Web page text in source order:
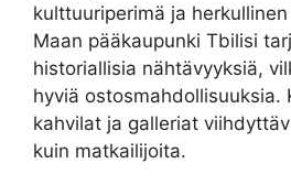
kulttuuriperimä ja
Maan pääkaupunki Tbilisi
historiallisia nähtävyyksiä,
hyviä ostosmahdollisuuksia.
kahvilat ja galleriat
kuin matkailijoita.